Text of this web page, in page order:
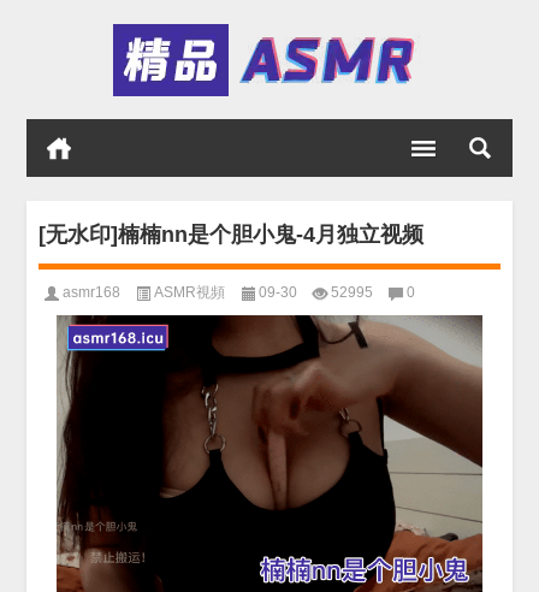
[无水印]楠楠nn是个胆小鬼-4月独立视频
asmr168 ASMR視頻 09-30 52995 0